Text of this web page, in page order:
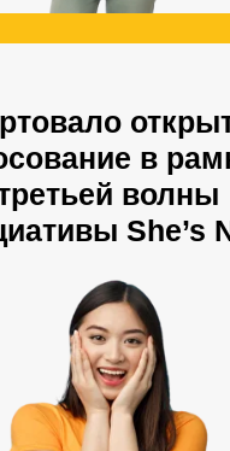
в
волны
She’s